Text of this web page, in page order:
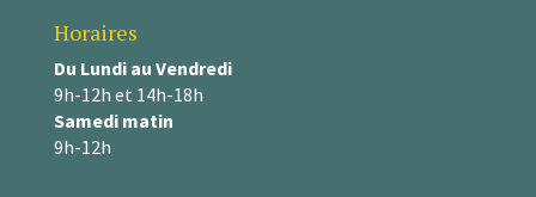
Horaires
Du Lundi au Vendredi
9h-12h et 14h-18h
Samedi matin
9h-12h